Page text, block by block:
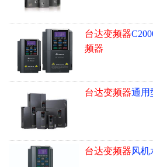
台达变频器
频器
台达变频器通用
台达变频器风机